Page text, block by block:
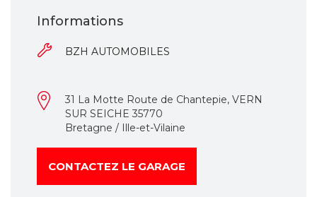
Informations
BZH AUTOMOBILES
31 La Motte Route de Chantepie, VERN
SUR SEICHE 35770
Bretagne / Ille-et-Vilaine
CONTACTEZ LE GARAGE